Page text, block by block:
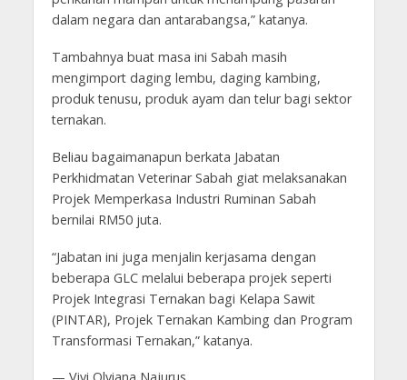
dalam negara dan antarabangsa,” katanya.
Tambahnya buat masa ini Sabah masih
mengimport daging lembu, daging kambing,
produk tenusu, produk ayam dan telur bagi sektor
ternakan.
Beliau bagaimanapun berkata Jabatan
Perkhidmatan Veterinar Sabah giat melaksanakan
Projek Memperkasa Industri Ruminan Sabah
bernilai RM50 juta.
“Jabatan ini juga menjalin kerjasama dengan
beberapa GLC melalui beberapa projek seperti
Projek Integrasi Ternakan bagi Kelapa Sawit
(PINTAR), Projek Ternakan Kambing dan Program
Transformasi Ternakan,” katanya.